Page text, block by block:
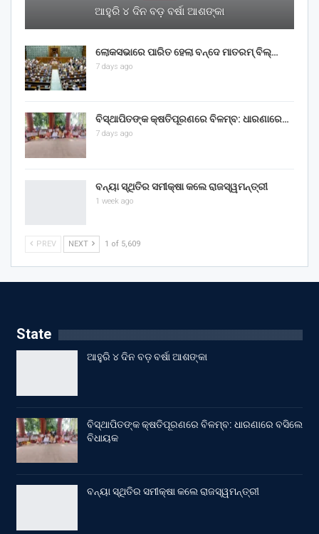
ଆହୁରି ୪ ଦିନ ବଡ଼ ବର୍ଷା ଆଶଙ୍କା
ଲୋକସଭାରେ ପାରିତ ହେଲା ବନ୍ଦେ ମାତରମ୍‌ ବିଲ୍‌…
7 days ago
ବିସ୍ଥାପିତଙ୍କ କ୍ଷତିପୂରଣରେ ବିଳମ୍ବ: ଧାରଣାରେ…
7 days ago
ବନ୍ୟା ସ୍ଥିତିର ସମୀକ୍ଷା କଲେ ରାଜସ୍ୱମନ୍ତ୍ରୀ
1 week ago
PREV NEXT 1 of 5,609
State
ଆହୁରି ୪ ଦିନ ବଡ଼ ବର୍ଷା ଆଶଙ୍କା
ବିସ୍ଥାପିତଙ୍କ କ୍ଷତିପୂରଣରେ ବିଳମ୍ବ: ଧାରଣାରେ ବସିଲେ
ବିଧାୟକ
ବନ୍ୟା ସ୍ଥିତିର ସମୀକ୍ଷା କଲେ ରାଜସ୍ୱମନ୍ତ୍ରୀ